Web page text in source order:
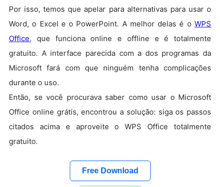
Por isso, temos que apelar para alternativas para usar o
Word, o Excel e o PowerPoint. A melhor delas é o WPS
Office, que funciona online e offline e é totalmente
gratuito. A interface parecida com a dos programas da
Microsoft fará com que ninguém tenha complicações
durante o uso.
Então, se você procurava saber como usar o Microsoft
Office online grátis, encontrou a solução: siga os passos
citados acima e aproveite o WPS Office totalmente
gratuito.
Free Download